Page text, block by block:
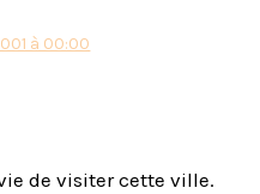
à 00:00
de visiter cette ville.